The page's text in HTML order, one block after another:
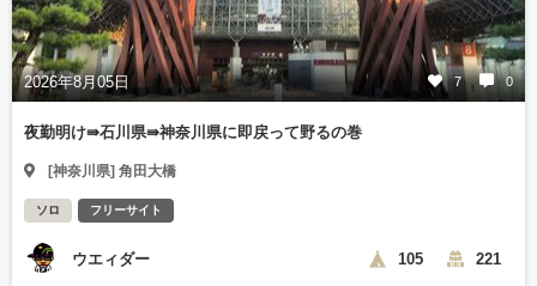
2026年8月05日 7 0
夜勤明け⇛石川県⇛神奈川県に即戻って野るの巻
[神奈川県] 角田大橋
ソロ フリーサイト
ウエィダー 105 221